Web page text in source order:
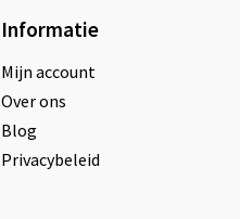
Informatie
Mijn account
Over ons
Blog
Privacybeleid